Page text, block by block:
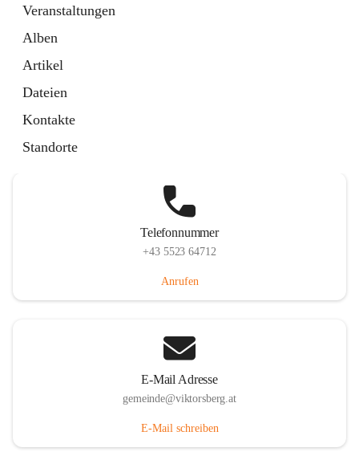
Veranstaltungen
Alben
Artikel
Dateien
Kontakte
Standorte
Telefonnummer
+43 5523 64712
Anrufen
E-Mail Adresse
gemeinde@viktorsberg.at
E-Mail schreiben